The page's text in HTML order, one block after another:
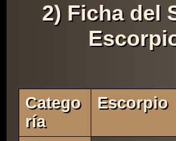
2) Ficha del
Catego
Ría
Escorpio